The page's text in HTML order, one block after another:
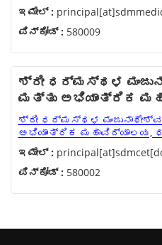
ಇಮೇಲ್ :
ಪಿನ್‌ಕೋಡ್ : 580009
ಶ್ರೀ ಧರ್ಮಸ್ಥಳ
ಮತ್ತು ಅಭಿಯಾಂತ್ರಿಕ
ಶ್ರೀ ಧರ್ಮಸ್ಥಳ
ಅಭಿಯಾಂತ್ರಿಕ ಮಹಾವಿದ್ಯಾಲಯ,
ಇಮೇಲ್ :
ಪಿನ್‌ಕೋಡ್ : 580002